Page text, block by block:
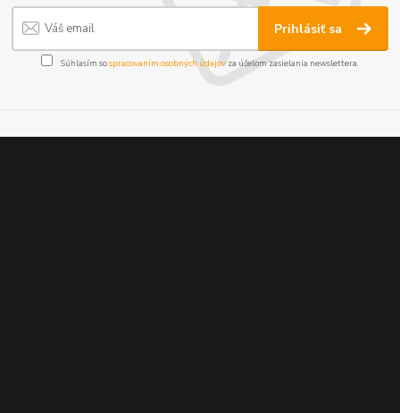
Prihlásiť sa
Súhlasím sospracovaním osobných údajov za účelom zasielania newslettera.